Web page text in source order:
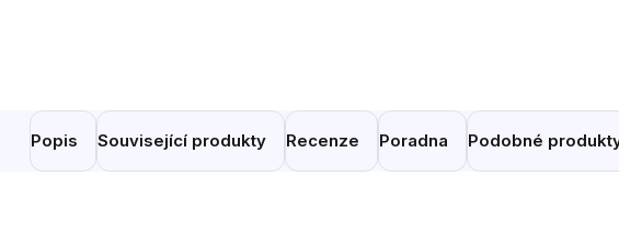
Popis Související produkty Recenze Poradna Podobné